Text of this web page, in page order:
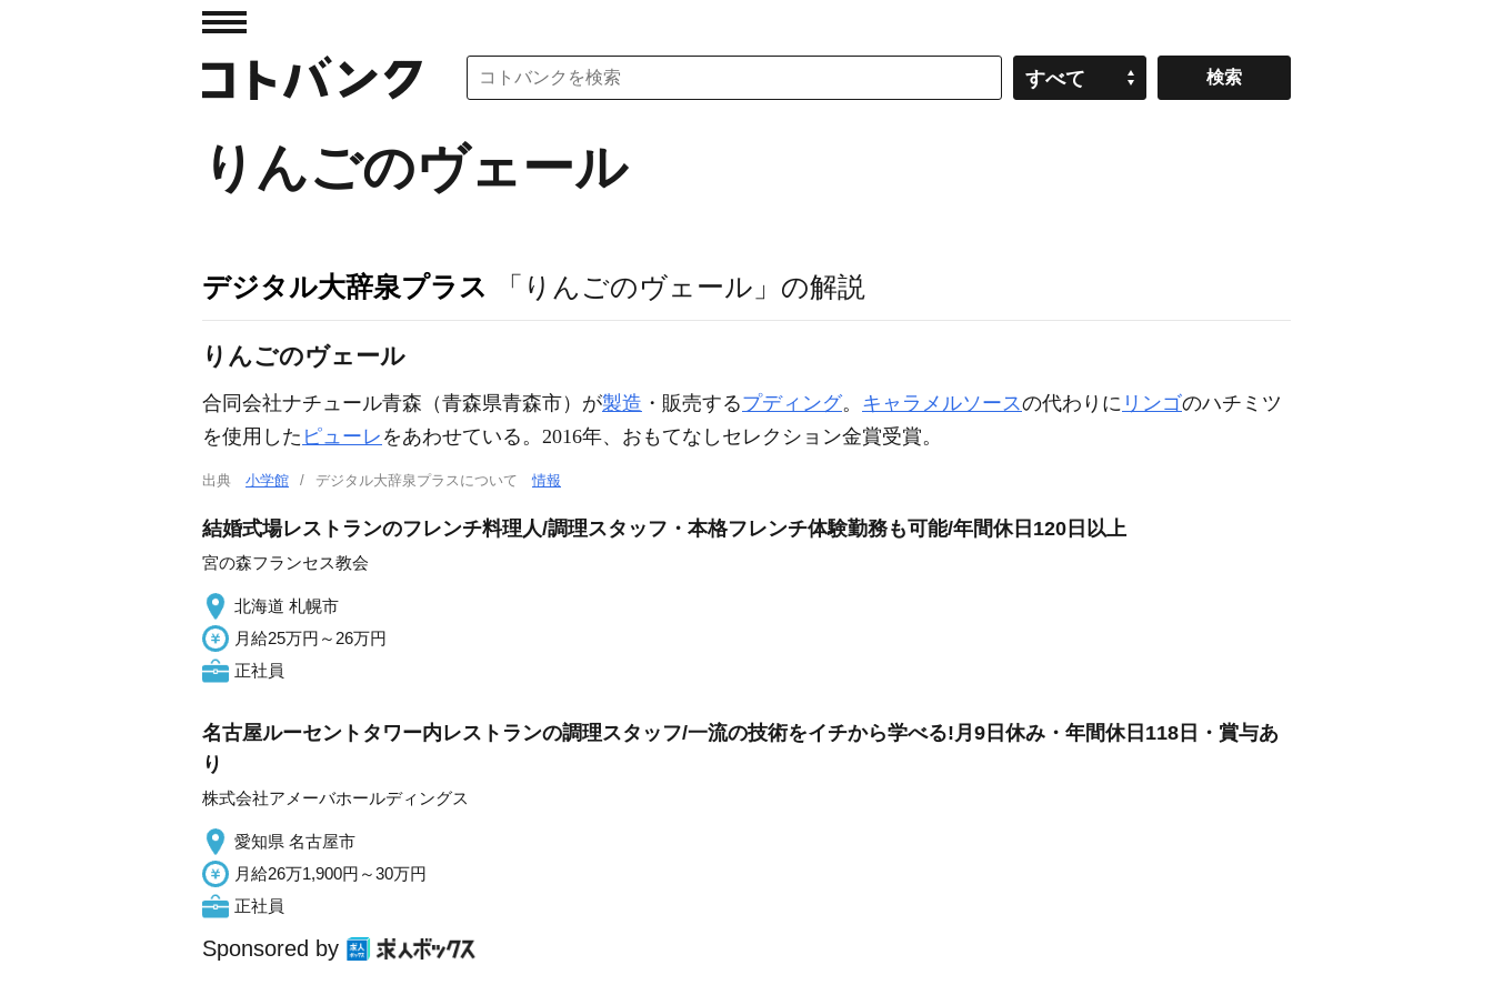
すべて
りんごのヴェール
デジタル大辞泉プラス 「りんごのヴェール」の解説
りんごのヴェール
合同会社ナチュール青森（青森県青森市）が製造 ・販売するプディング。 キャラメルソースの代わりに リンゴのハチミツ
を使用した ピューレ をあわせている。2016年、おもてなしセレクション金賞受賞。
出典 小学館 デジタル大辞泉プラスについて情報
結婚式場レストランのフレンチ料理人/調理スタッフ・本格フレンチ体験勤務も可能/年間休日120日以上
宮の森フランセス教会
北海道 札幌市
月給25万円～26万円
正社員
名古屋ルーセントタワー内レストランの調理スタッフ/一流の技術をイチから学べる!月9日休み・年間休日118日・賞与あ
り
株式会社アメーバホールディングス
愛知県 名古屋市
月給26万1,900円～30万円
正社員
Sponsored by